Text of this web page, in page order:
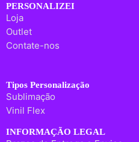
PERSONALIZEI
Loja
Outlet
Contate-nos
Tipos Personalização
Sublimação
Vinil Flex
INFORMAÇÃO LEGAL